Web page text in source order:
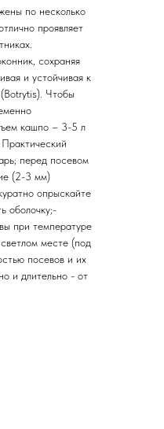
по несколько
проявляет
сохраняя
и устойчивая к
Чтобы
кашпо – 3-5 л
перед посевом
(2-3 мм)
опрыскайте
оболочку;-
при температуре
месте (под
посевов и их
и длительно - от